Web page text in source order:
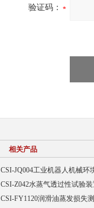
验证码：
相关产品
CSI-JQ004工业机器人机械
CSI-Z042水蒸气透过性试验
CSI-FY1120润滑油蒸发损失